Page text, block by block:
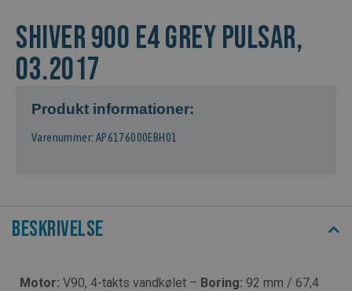
SHIVER 900 E4 GREY PULSAR,
03.2017
Produkt informationer:
Varenummer: AP6176000EBH01
Beskrivelse
Motor: V90, 4-takts vandkølet – Boring: 92 mm / 67,4